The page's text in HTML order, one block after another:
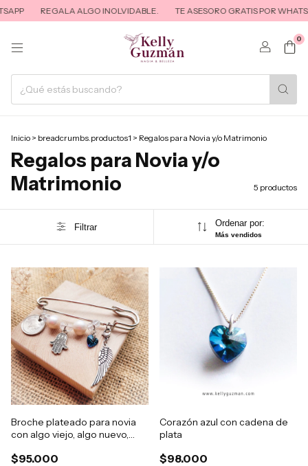
REGALA ALGO INOLVIDABLE. TE ASESORO GRATIS POR
0
Inicio > breadcrumbs.productos1 > Regalos para Novia y/o Matrimonio
Regalos para Novia y/o
Matrimonio
5 productos
Filtrar Ordenar por:
Más vendidos
Broche plateado para novia
con algo viejo, algo nuevo,
$95.000
Corazón azul con cadena de
plata
$98.000